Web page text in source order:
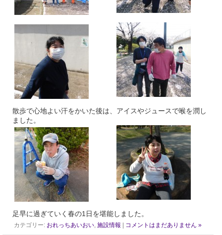
散歩で心地よい汗をかいた後は、アイスやジュースで喉を潤し
ました。
足早に過ぎていく春の1日を堪能しました。
カテゴリー: おれっちあいおい,施設情報 コメントはまだありません »